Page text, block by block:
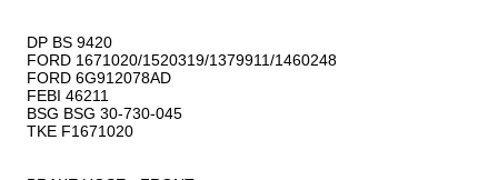
DP BS 9420
FORD 1671020/1520319/1379911/1460248
FORD 6G912078AD
FEBI 46211
BSG BSG 30-730-045
TKE F1671020